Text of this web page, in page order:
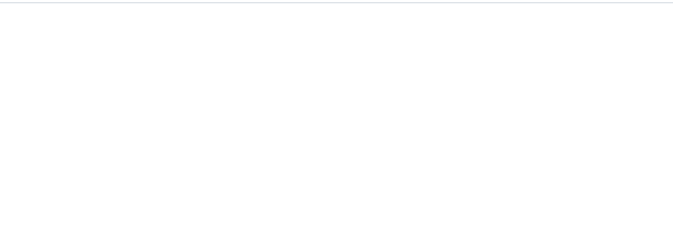
vaststellingen, 30 herhalingen en 17 tweede herhalingen. De zwaarste sanctie